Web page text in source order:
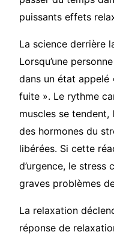
puissants effets
La science derrière
Lorsqu’une
dans un état
fuite ». Le rythme
muscles se tendent,
des hormones du
libérées. Si cette
d’urgence, le stress
graves problèmes
La relaxation
réponse de